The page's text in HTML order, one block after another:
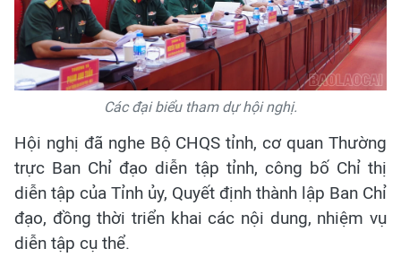
Các đại biểu tham dự hội nghị.
Hội nghị đã nghe Bộ CHQS tỉnh, cơ quan Thường
trực Ban Chỉ đạo diễn tập tỉnh, công bố Chỉ thị
diễn tập của Tỉnh ủy, Quyết định thành lập Ban Chỉ
đạo, đồng thời triển khai các nội dung, nhiệm vụ
diễn tập cụ thể.